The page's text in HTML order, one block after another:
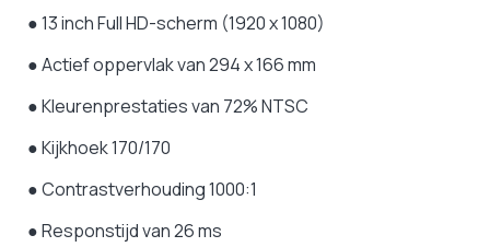
● 13 inch Full HD-scherm (1920 x 1080)
● Actief oppervlak van 294 x 166 mm
● Kleurenprestaties van 72% NTSC
● Kijkhoek 170/170
● Contrastverhouding 1000:1
● Responstijd van 26 ms